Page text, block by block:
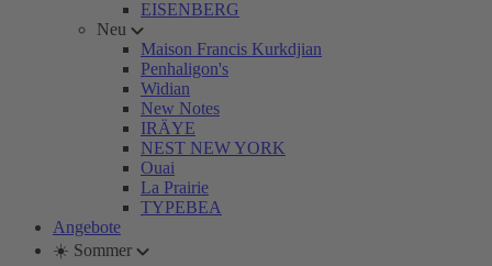
EISENBERG
Neu
Maison Francis Kurkdjian
Penhaligon's
Widian
New Notes
IRÄYE
NEST NEW YORK
Ouai
La Prairie
TYPEBEA
Angebote
☀️ Sommer